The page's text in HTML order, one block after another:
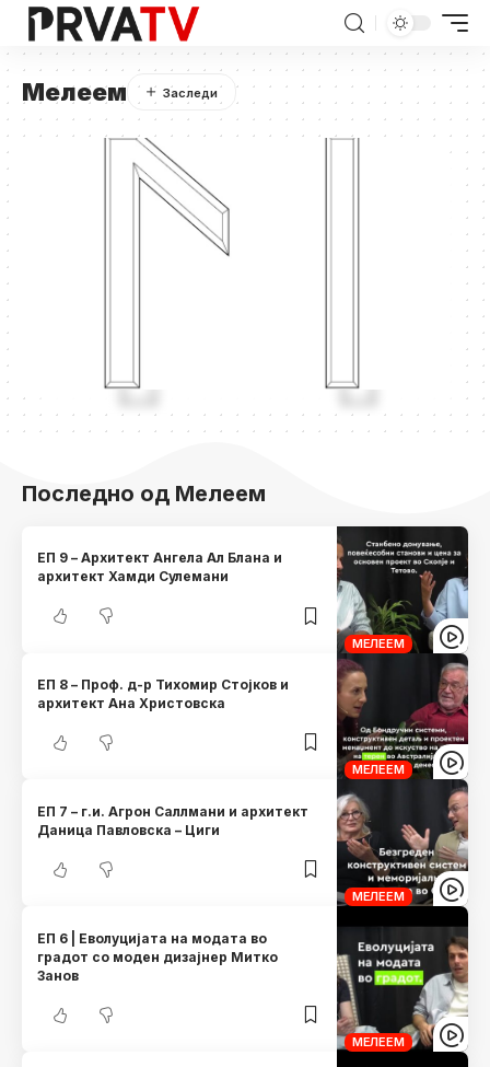
Мелеем
Последно од Мелеем
МЕЛЕЕМ
ЕП 9 – Архитект Ангела Ал Блана и
архитект Хамди Сулемани
МЕЛЕЕМ
ЕП 8 – Проф. д-р Тихомир Стојков и
архитект Ана Христовска
МЕЛЕЕМ
ЕП 7 – г.и. Агрон Саллмани и архитект
Даница Павловска – Циги
МЕЛЕЕМ
ЕП 6 | Еволуцијата на модата во
градот со моден дизајнер Митко
Занов